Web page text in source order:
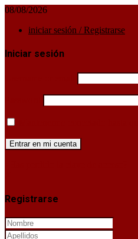
08/08/2026
iniciar sesión / Registrarse
Iniciar sesión
Registrarse